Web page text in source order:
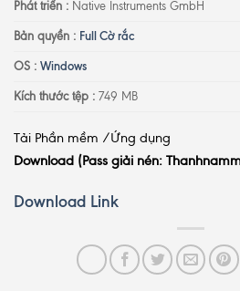
Phát triển : Native Instruments GmbH
Bản quyền : Full Cờ rắc
OS : Windows
Kích thước tệp : 749 MB
Tải Phần mềm /Ứng dụng
Download (Pass giải nén:
Download Link